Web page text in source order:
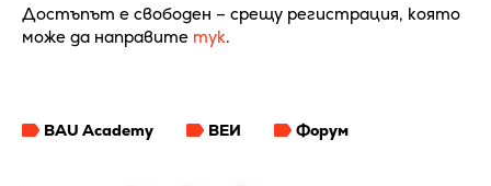
Достъпът е свободен – срещу регистрация, която
може да направите тук.
BAU Academy ВЕИ Форум